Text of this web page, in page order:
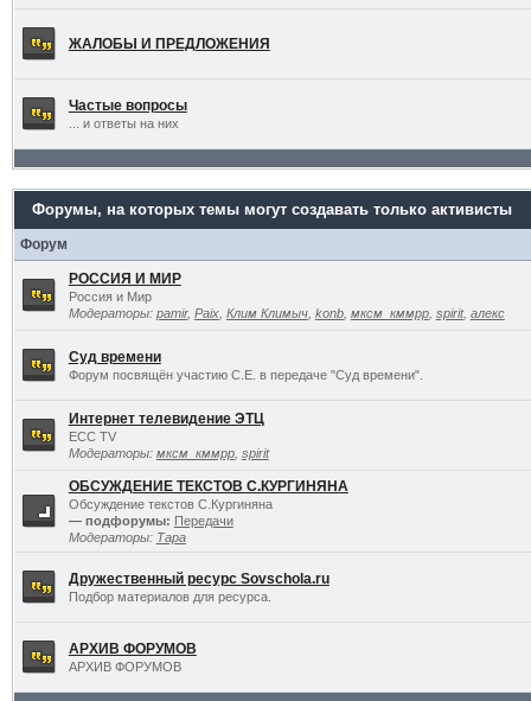
ЖАЛОБЫ И ПРЕДЛОЖЕНИЯ
Частые вопросы
... и ответы на них
Форумы, на которых темы могут создавать только активисты
Форум
РОССИЯ И МИР
Россия и Мир
Модераторы: pamir, Paix, Клим Климыч, konb, мксм_кммрр, spirit, алекс
Суд времени
Форум посвящён участию С.Е. в передаче "Суд времени".
Интернет телевидение ЭТЦ
ECC TV
Модераторы: мксм_кммрр, spirit
ОБСУЖДЕНИЕ ТЕКСТОВ С.КУРГИНЯНА
Обсуждение текстов С.Кургиняна
— подфорумы: Передачи
Модераторы: Тара
Дружественный ресурс Sovschola.ru
Подбор материалов для ресурса.
АРХИВ ФОРУМОВ
АРХИВ ФОРУМОВ